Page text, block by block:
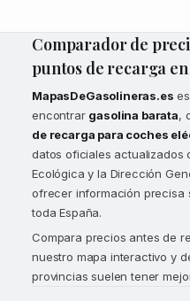
Comparador de
puntos de recarga en
MapasDeGasolineras.es
encontrar gasolina barata,
de recarga para coches
datos oficiales actualizados
Ecológica y la Dirección
ofrecer información precisa
toda España.
Compara precios antes de
nuestro mapa interactivo y
provincias suelen tener